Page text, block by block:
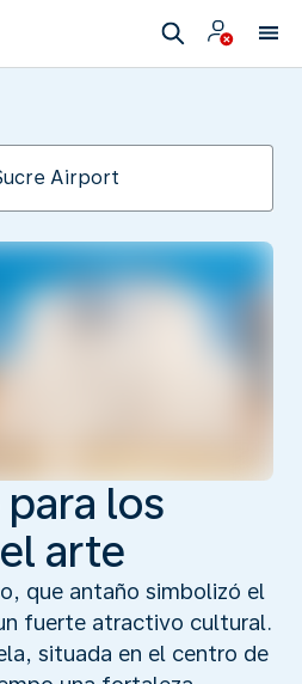
los
arte
que antaño simbolizó el
fuerte atractivo cultural.
situada en el centro de